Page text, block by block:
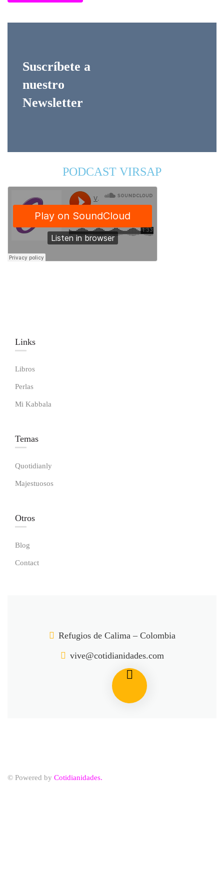
Suscríbete a
nuestro
Newsletter
PODCAST VIRSAP
Links​
Libros
Perlas
Mi Kabbala
Temas
Quotidianly
Majestuosos
Otros
Blog
Contact
Refugios de Calima – Colombia
vive@cotidianidades.com
© Powered by Cotidianidades.